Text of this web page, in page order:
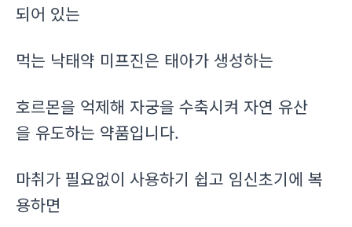
되어 있는
먹는 낙태약 미프진은 태아가 생성하는
호르몬을 억제해 자궁을 수축시켜 자연 유산
을 유도하는 약품입니다.
마취가 필요없이 사용하기 쉽고 임신초기에 복
용하면